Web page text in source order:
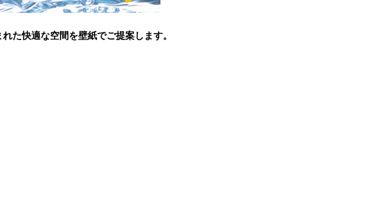
た快適な空間を壁紙でご提案します。